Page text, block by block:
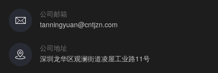
公司邮箱
tanningyuan@cntjzn.com
公司地址
深圳龙华区观澜街道凌屋工业路11号